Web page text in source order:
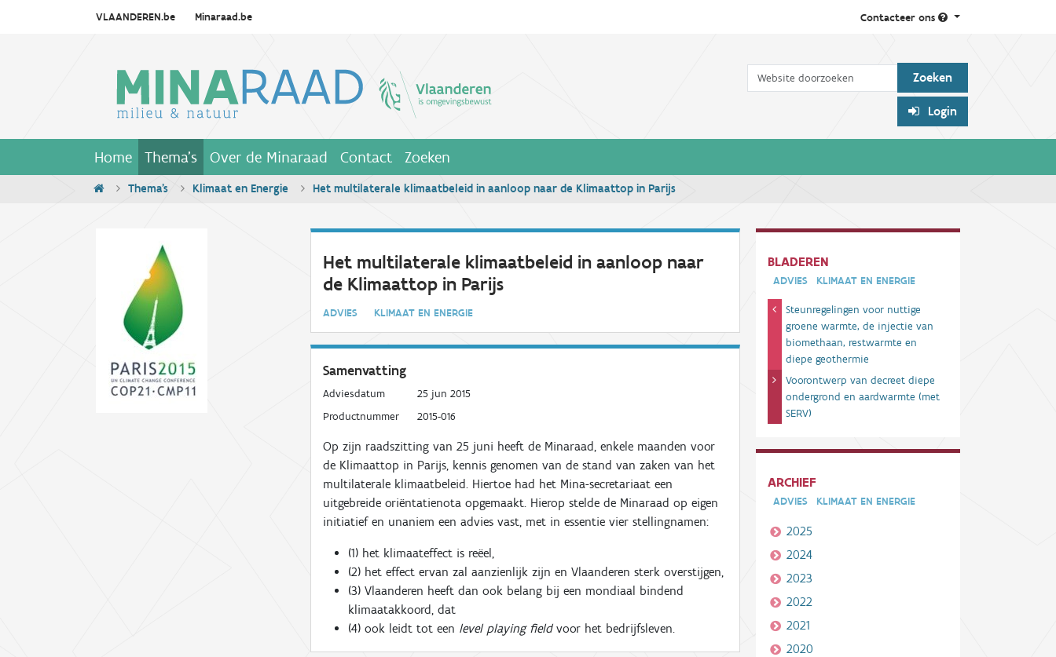
VLAANDEREN.be Minaraad.be Contacteer ons
Zoek
Login
Home Thema's Over de Minaraad Contact Zoeken
Thema's Klimaat en Energie Het multilaterale klimaatbeleid in aanloop naar de Klimaattop in Parijs
Het multilaterale klimaatbeleid in aanloop naar
de Klimaattop in Parijs
ADVIES KLIMAAT EN ENERGIE
Samenvatting
Adviesdatum
25 jun 2015
Productnummer
2015-016
Op zijn raadszitting van 25 juni heeft de Minaraad, enkele maanden voor
de Klimaattop in Parijs, kennis genomen van de stand van zaken van het
multilaterale klimaatbeleid. Hiertoe had het Mina-secretariaat een
uitgebreide oriëntatienota opgemaakt. Hierop stelde de Minaraad op eigen
initiatief en unaniem een advies vast, met in essentie vier stellingnamen:
(1) het klimaateffect is reëel,
(2) het effect ervan zal aanzienlijk zijn en Vlaanderen sterk overstijgen,
(3) Vlaanderen heeft dan ook belang bij een mondiaal bindend
klimaatakkoord, dat
(4) ook leidt tot een level playing fieldvoor het bedrijfsleven.
BLADEREN
ADVIES KLIMAAT EN ENERGIE
Steunregelingen voor nuttige
groene warmte, de injectie van
biomethaan, restwarmte en
diepe geothermie
Voorontwerp van decreet diepe
ondergrond en aardwarmte (met
SERV)
ARCHIEF
ADVIES KLIMAAT EN ENERGIE
2025
2024
2023
2022
2021
2020